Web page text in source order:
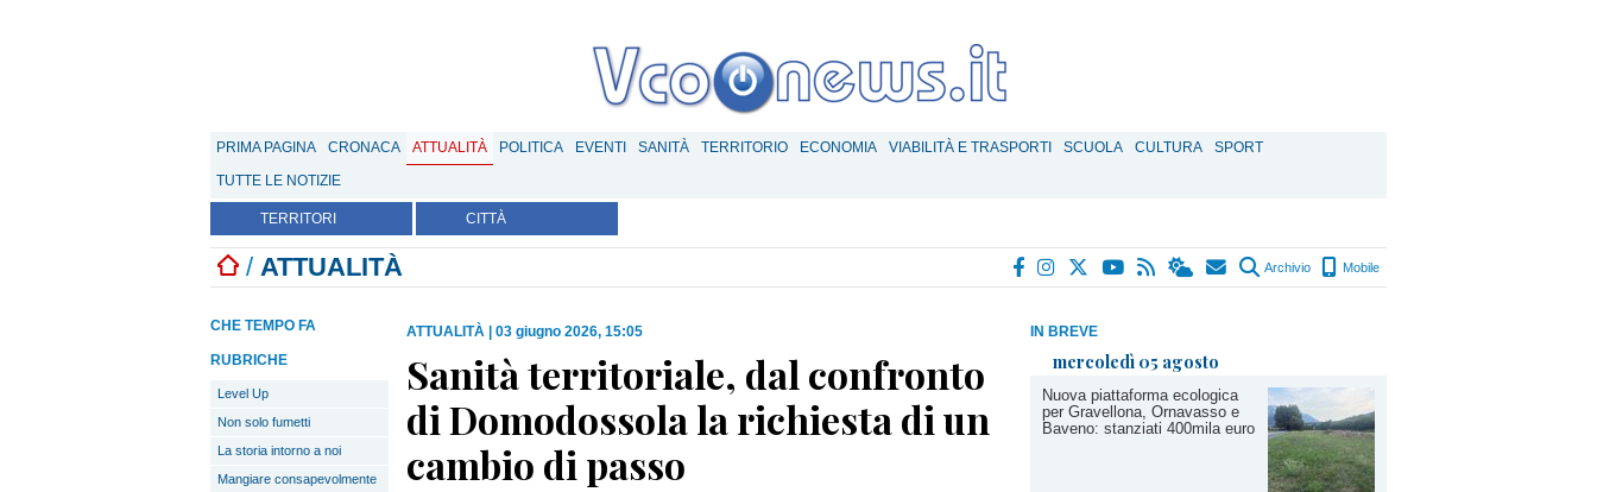
PRIMA PAGINA CRONACA ATTUALITÀ POLITICA EVENTI SANITÀ TERRITORIO ECONOMIA VIABILITÀ E TRASPORTI SCUOLA CULTURA
SPORT
TUTTE LE NOTIZIE
TERRITORI CITTÀ
/ ATTUALITÀ Archivio Mobile
IN BREVE
mercoledì 05 agosto
Nuova piattaforma ecologica
per Gravellona, Ornavasso e
Baveno: stanziati 400mila euro
CHE TEMPO FA
RUBRICHE
Level Up
Non solo fumetti
La storia intorno a noi
Mangiare consapevolmente
ATTUALITÀ 03 giugno 2026, 15:05
Sanità territoriale, dal confronto
di Domodossola la richiesta di un
cambio di passo